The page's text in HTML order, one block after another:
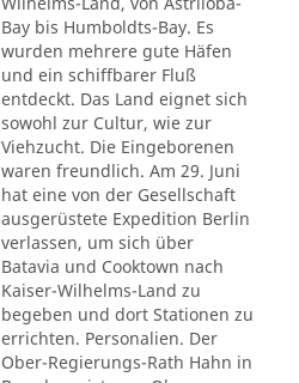
Bay bis Humboldts-Bay. Es
wurden mehrere gute Häfen
und ein schiffbarer Fluß
entdeckt. Das Land eignet sich
sowohl zur Cultur, wie zur
Viehzucht. Die Eingeborenen
waren freundlich. Am 29. Juni
hat eine von der Gesellschaft
ausgerüstete Expedition Berlin
verlassen, um sich über
Batavia und Cooktown nach
Kaiser-Wilhelms-Land zu
begeben und dort Stationen zu
errichten. Personalien. Der
Ober-Regierungs-Rath Hahn in